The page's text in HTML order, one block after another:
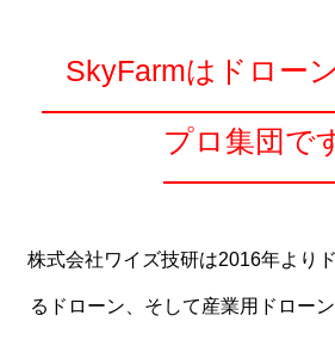
SkyFarmはドロー
プロ集団で
株式会社ワイズ技研は2016年より
るドローン、そして産業⽤ドロー